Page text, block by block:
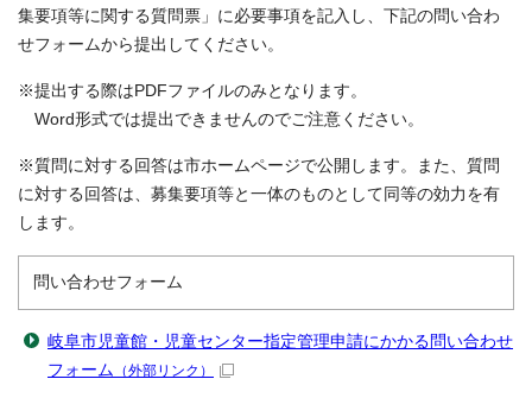
集要項等に関する質問票」に必要事項を記入し、下記の問い合わ
せフォームから提出してください。
※提出する際はPDFファイルのみとなります。
Word形式では提出できませんのでご注意ください。
※質問に対する回答は市ホームページで公開します。また、質問
に対する回答は、募集要項等と一体のものとして同等の効力を有
します。
問い合わせフォーム
岐阜市児童館・児童センター指定管理申請にかかる問い合わせ
フォーム （外部リンク）